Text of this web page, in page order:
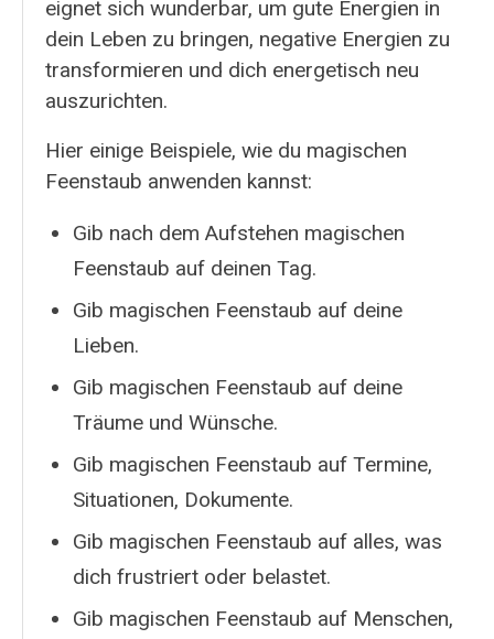
eignet sich wunderbar, um gute Energien in
dein Leben zu bringen, negative Energien zu
transformieren und dich energetisch neu
auszurichten.
Hier einige Beispiele, wie du magischen
Feenstaub anwenden kannst:
Gib nach dem Aufstehen magischen
Feenstaub auf deinen Tag.
Gib magischen Feenstaub auf deine
Lieben.
Gib magischen Feenstaub auf deine
Träume und Wünsche.
Gib magischen Feenstaub auf Termine,
Situationen, Dokumente.
Gib magischen Feenstaub auf alles, was
dich frustriert oder belastet.
Gib magischen Feenstaub auf Menschen,